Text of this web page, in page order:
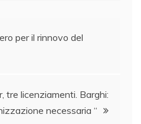
A
vi
per il rinnovo del
tre licenziamenti. Barghi:
necessaria “